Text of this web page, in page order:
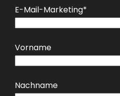
E-Mail-Marketing*
Vorname
Nachname